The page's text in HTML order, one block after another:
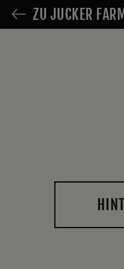
ZU JUCKER FARM